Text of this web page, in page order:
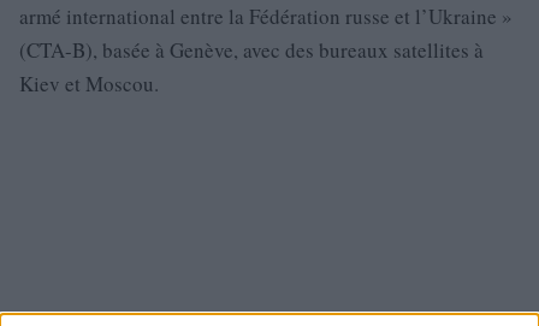
armé international entre la Fédération russe et l’Ukraine »
(CTA-B), basée à Genève, avec des bureaux satellites à
Kiev et Moscou.